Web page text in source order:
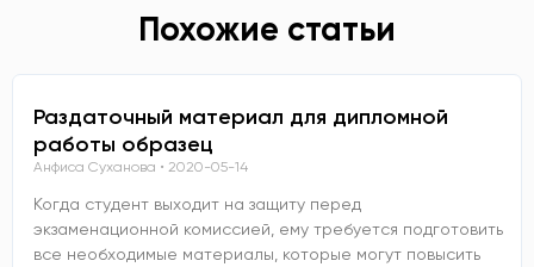
Похожие статьи
Раздаточный материал для дипломной
работы образец
Анфиса Суханова 2020-05-14
Когда студент выходит на защиту перед
экзаменационной комиссией, ему требуется подготовить
все необходимые материалы, которые могут повысить